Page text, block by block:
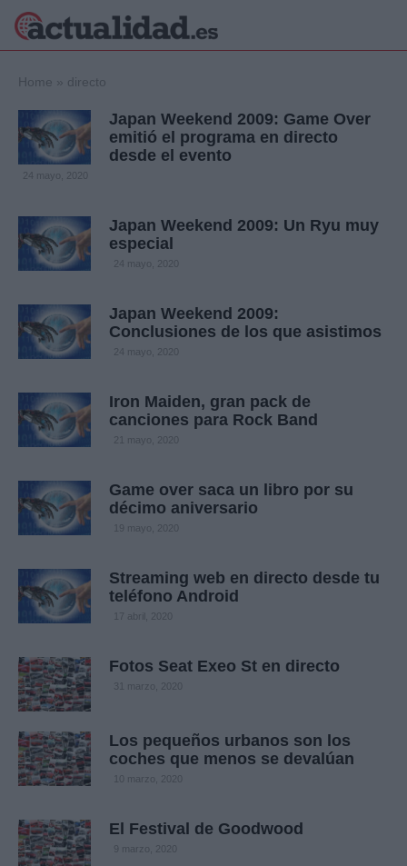
Política
Economía
Viajes
Ciencia y
Deportes
Gente
Home » directo
Japan Weekend 2009: Game Over
emitió el programa en directo
desde el evento
24 mayo, 2020
Japan Weekend 2009: Un Ryu muy
especial
24 mayo, 2020
Japan Weekend 2009:
Conclusiones de los que asistimos
24 mayo, 2020
Iron Maiden, gran pack de
canciones para Rock Band
21 mayo, 2020
Game over saca un libro por su
décimo aniversario
19 mayo, 2020
Streaming web en directo desde tu
teléfono Android
17 abril, 2020
Fotos Seat Exeo St en directo
31 marzo, 2020
Los pequeños urbanos son los
coches que menos se devalúan
10 marzo, 2020
El Festival de Goodwood
9 marzo, 2020